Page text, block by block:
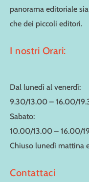
panorama editoriale
che dei piccoli editori.
I nostri Orari:
Dal lunedì al venerdì:
9.30/13.00 – 16.00/
Sabato:
10.00/13.00 – 16.00/
Chiuso lunedì mattina
Contattaci